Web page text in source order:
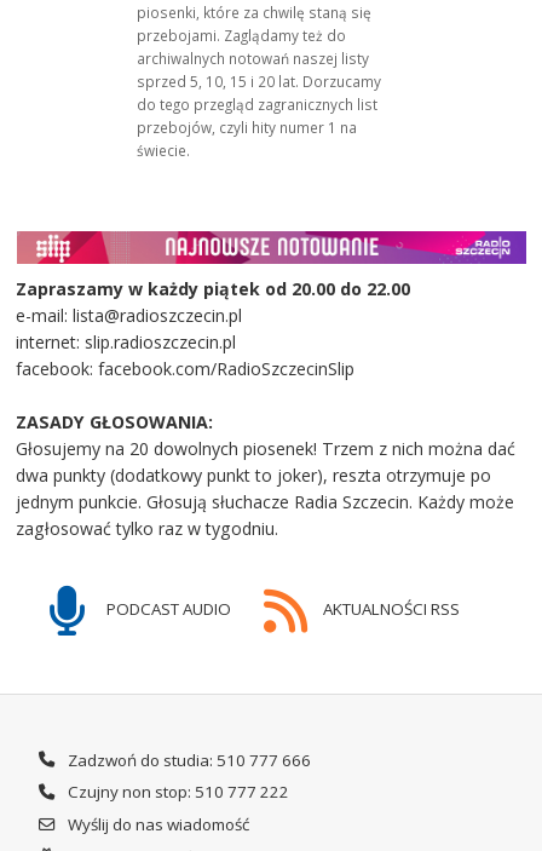
piosenki, które za chwilę staną się
przebojami. Zaglądamy też do
archiwalnych notowań naszej listy
sprzed 5, 10, 15 i 20 lat. Dorzucamy
do tego przegląd zagranicznych list
przebojów, czyli hity numer 1 na
świecie.
Zapraszamy w każdy piątek od 20.00 do 22.00
e-mail: lista@radioszczecin.pl
internet: slip.radioszczecin.pl
facebook: facebook.com/RadioSzczecinSlip
ZASADY GŁOSOWANIA:
Głosujemy na 20 dowolnych piosenek! Trzem z nich można dać
dwa punkty (dodatkowy punkt to joker), reszta otrzymuje po
jednym punkcie. Głosują słuchacze Radia Szczecin. Każdy może
zagłosować tylko raz w tygodniu.
PODCAST AUDIO AKTUALNOŚCI RSS
Zadzwoń do studia: 510 777 666
Czujny non stop: 510 777 222
Wyślij do nas wiadomość